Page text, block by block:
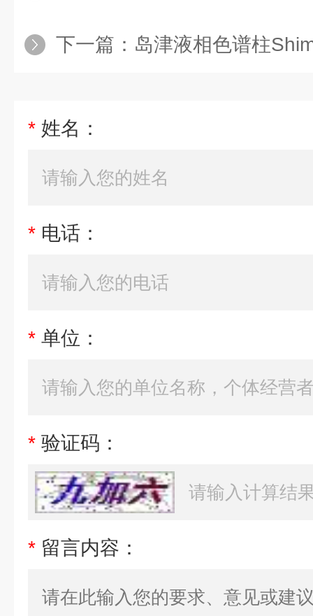
下一篇： 岛津液相色谱柱
* 姓名：
* 电话：
* 单位：
* 验证码：
* 留言内容：